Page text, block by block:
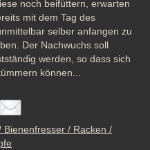
noch beifüttern, erwarten
mit dem Tag des
selber anfangen zu
Der Nachwuchs soll
werden, so dass sich
können...
Bienenfresser / Racken /